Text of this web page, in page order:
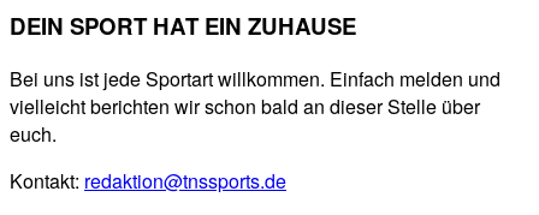
DEIN SPORT HAT EIN ZUHAUSE
Bei uns ist jede Sportart willkommen. Einfach melden und
vielleicht berichten wir schon bald an dieser Stelle über
euch.
Kontakt: redaktion@tnssports.de